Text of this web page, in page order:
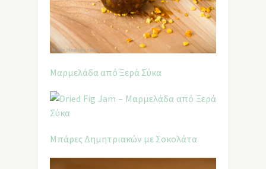
Μαρμελάδα από Ξερά Σύκα
Μπάρες Δημητριακών με Σοκολάτα